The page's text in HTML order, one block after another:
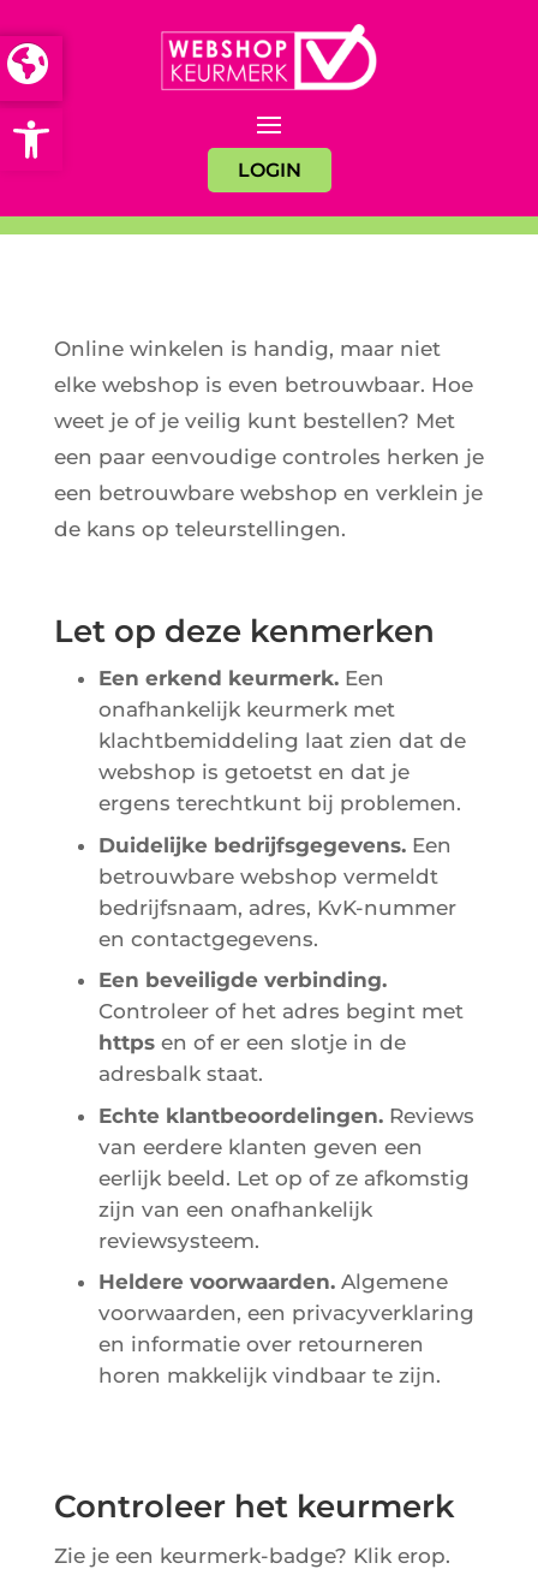
Open toolbar
LOGIN
Online winkelen is handig, maar niet
elke webshop is even betrouwbaar. Hoe
weet je of je veilig kunt bestellen? Met
een paar eenvoudige controles herken je
een betrouwbare webshop en verklein je
de kans op teleurstellingen.
Let op deze kenmerken
Een erkend keurmerk. Een
onafhankelijk keurmerk met
klachtbemiddeling laat zien dat de
webshop is getoetst en dat je
ergens terechtkunt bij problemen.
Duidelijke bedrijfsgegevens. Een
betrouwbare webshop vermeldt
bedrijfsnaam, adres, KvK-nummer
en contactgegevens.
Een beveiligde verbinding.
Controleer of het adres begint met
https en of er een slotje in de
adresbalk staat.
Echte klantbeoordelingen. Reviews
van eerdere klanten geven een
eerlijk beeld. Let op of ze afkomstig
zijn van een onafhankelijk
reviewsysteem.
Heldere voorwaarden. Algemene
voorwaarden, een privacyverklaring
en informatie over retourneren
horen makkelijk vindbaar te zijn.
Controleer het keurmerk
Zie je een keurmerk-badge? Klik erop.